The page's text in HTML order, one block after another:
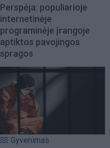
Perspėja: populiarioje
internetinėje
programinėje įrangoje
aptiktos pavojingos
spragos
Gyvenimas